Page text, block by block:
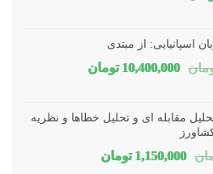
اسپانیایی: از مبتدی
قیمت
بود.
10,400,000 تومانقیمت
است.
مقابله ای و تحلیل خطاها و نظریه
قیمت
1,150,000 تومانقیمت